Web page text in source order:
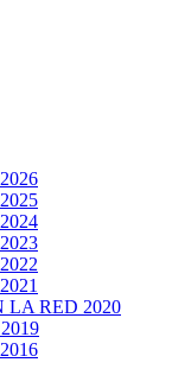
LA RED 2020